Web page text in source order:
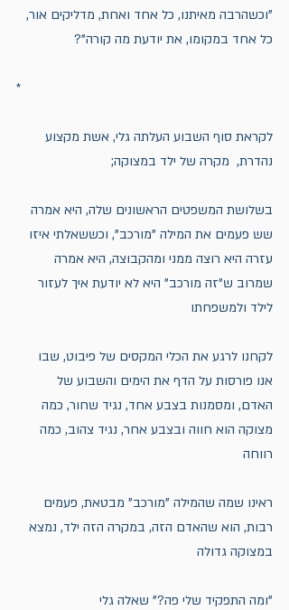
"וכשהרבה מאיתנו, כל אחד ואחת, מדליקים אור,
כל אחד במקומו, את יודעת מה קורה"?
*
לקראת סוף השבוע העלתה גלי, אשת מקצוע
נהדרת,  מקרה של ילד במצוקה;
בשלושת המשפטים הראשונים שלה, היא אמרה
שש פעמים את המילה "מורכב", וכששאלתי איזו
עזרה היא רוצה ממני ומהקבוצה, היא אמרה
שמרוב ש"זה מורכב" היא לא יודעת איך לעזור
לילד ולמשפחתו
לקחנו לרגע את הכלי המקסים של פיבוט, שבו
אנו פורסות על הדף את הימים והשבוע של
האדם, ומסמנות בצבע אחד, נגיד שחור, כמה
מצוקה הוא חווה ובצבע אחר, נגיד צהוב, כמה
רווחה
ראינו שמה שהמילה "מורכב" מבטאת, פעמים
רבות, הוא שהאדם הזה, במקרה הזה ילד, נמצא
במצוקה גדולה
"ומה התפקיד שלי פה?" שאלה גלי